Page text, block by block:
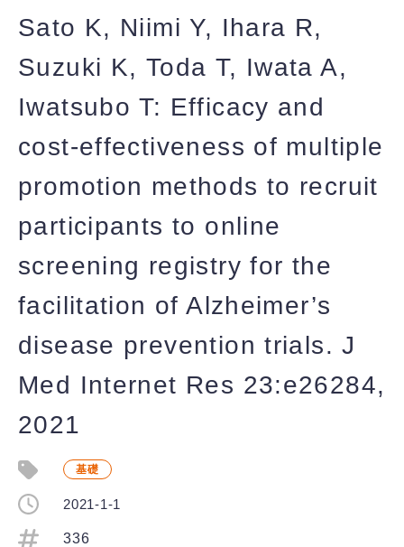
Sato K, Niimi Y, Ihara R,
Suzuki K, Toda T, Iwata A,
Iwatsubo T: Efficacy and
cost-effectiveness of multiple
promotion methods to recruit
participants to online
screening registry for the
facilitation of Alzheimer’s
disease prevention trials. J
Med Internet Res 23:e26284,
2021
基礎
2021-1-1
336